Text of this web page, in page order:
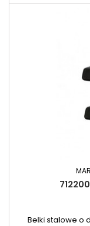
712200
Belki stalowe o